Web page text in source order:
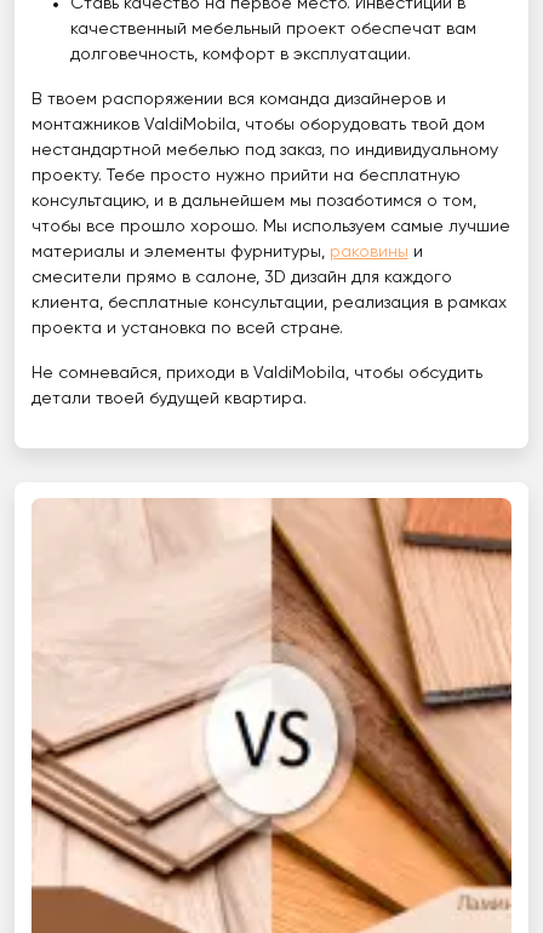
Ставь качество на первое место. Инвестиции в
качественный мебельный проект обеспечат вам
долговечность, комфорт в эксплуатации.
В твоем распоряжении вся команда дизайнеров и
монтажников ValdiMobila, чтобы оборудовать твой дом
нестандартной мебелью под заказ, по индивидуальному
проекту. Тебе просто нужно прийти на бесплатную
консультацию, и в дальнейшем мы позаботимся о том,
чтобы все прошло хорошо. Мы используем самые лучшие
материалы и элементы фурнитуры, раковины и
смесители прямо в салоне, 3D дизайн для каждого
клиента, бесплатные консультации, реализация в рамках
проекта и установка по всей стране.
Не сомневайся, приходи в ValdiMobila, чтобы обсудить
детали твоей будущей квартира.